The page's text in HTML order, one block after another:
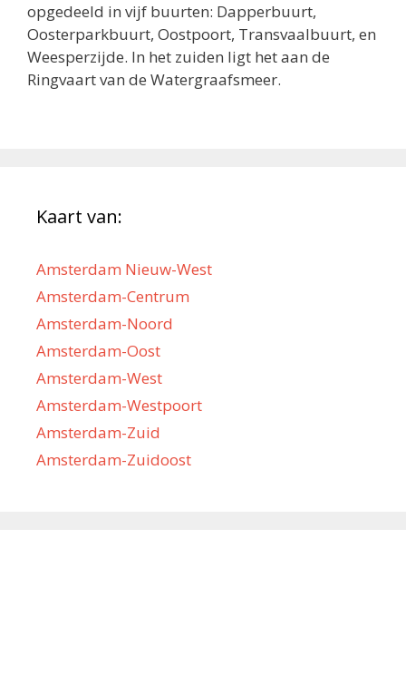
opgedeeld in vijf buurten: Dapperbuurt,
Oosterparkbuurt, Oostpoort, Transvaalbuurt, en
Weesperzijde. In het zuiden ligt het aan de
Ringvaart van de Watergraafsmeer.
Kaart van:
Amsterdam Nieuw-West
Amsterdam-Centrum
Amsterdam-Noord
Amsterdam-Oost
Amsterdam-West
Amsterdam-Westpoort
Amsterdam-Zuid
Amsterdam-Zuidoost